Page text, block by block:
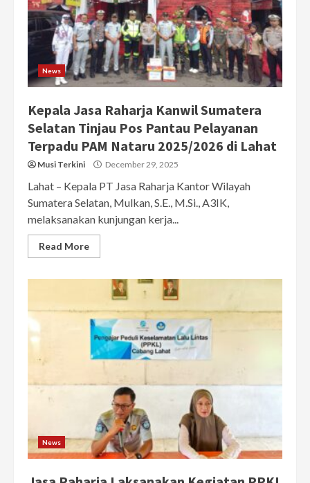
News
Kepala Jasa Raharja Kanwil Sumatera
Selatan Tinjau Pos Pantau Pelayanan
Terpadu PAM Nataru 2025/2026 di Lahat
Musi Terkini December 29, 2025
Lahat – Kepala PT Jasa Raharja Kantor Wilayah
Sumatera Selatan, Mulkan, S.E., M.Si., A3IK,
melaksanakan kunjungan kerja...
Read More
News